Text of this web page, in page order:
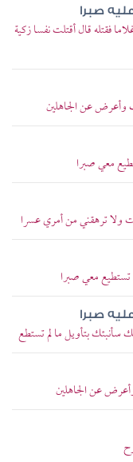
صبرا
فقتله قال أقتلت نفسا زكية
وأعرض عن الجاهلين
معي صبرا
ولا ترهقني من أمري عسرا
تستطيع معي صبرا
صبرا
سأنبئك بتأويل ما لم تستطع
عن الجاهلين